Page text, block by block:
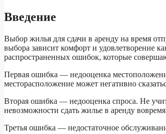
Введение
Выбор жилья для сдачи в аренду на время
выбора зависит комфорт и удовлетворение
распространенных ошибок, которые
Первая ошибка — недооценка
месторасположение может негативно
Вторая ошибка — недооценка спроса. Не
невозможности сдать жилье в аренду
Третья ошибка — недостаточное